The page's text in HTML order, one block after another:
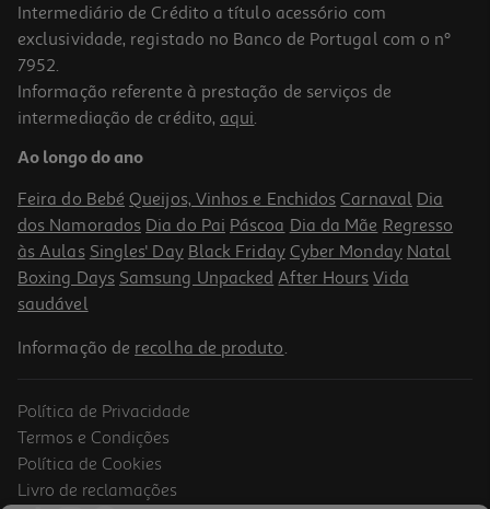
Máscara Garnier Adesiva Anti Pontos Negros Carvão
9.99 €/un
9,99 €
Intermediário de Crédito a título acessório com
exclusividade, registado no Banco de Portugal com o nº
7952.
Informação referente à prestação de serviços de
intermediação de crédito, aqui.
Ao longo do ano
Feira do Bebé Queijos, Vinhos e Enchidos Carnaval Dia
dos Namorados Dia do Pai Páscoa Dia da Mãe Regresso
às Aulas Singles' Day Black Friday Cyber Monday Natal
Boxing Days Samsung Unpacked After Hours Vida
saudável
Informação de recolha de produto.
Política de Privacidade
Termos e Condições
Política de Cookies
Livro de reclamações